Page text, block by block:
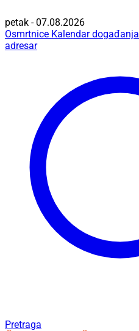
petak - 07.08.2026
Osmrtnice Kalendar događanja
adresar
Pretraga